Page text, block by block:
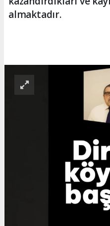
almaktadır.